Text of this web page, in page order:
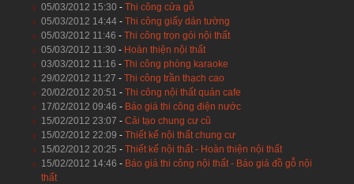
05/03/2012 15:30 - Thi công cửa gỗ
05/03/2012 14:44- Thi công giấy dán tường
05/03/2012 11:46 - Thi công trọn gói nội thất
05/03/2012 11:30 - Hoàn thiện nội thất
03/03/2012 11:16 - Thi công phòng karaoke
29/02/2012 11:27 - Thi công trần thạch cao
20/02/2012 20:51 - Thi công nội thất quán cafe
17/02/2012 09:46 - Báo giá thi công điện nước
15/02/2012 23:07 - Cải tạo chung cư cũ
15/02/2012 22:09 - Thiết kế nội thất chung cư
15/02/2012 20:25 - Thiết kế nội thất - Hoàn thiện nội thất
15/02/2012 14:46 - Báo giá thi công nội thất - Báo giá đồ gỗ nội
thất